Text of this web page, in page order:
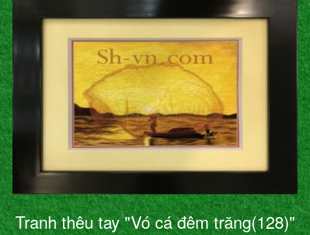
Tranh thêu tay "Vó cá đêm trăng(128)"